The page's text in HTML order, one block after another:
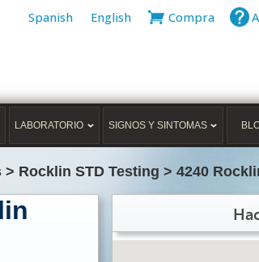
Spanish English Compra
LABORATORIO SIGNOS Y SINTOMAS
> Rocklin STD Testing > 4240